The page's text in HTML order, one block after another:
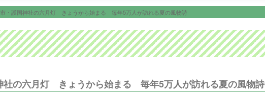
市・護国神社の六月灯 きょうから始まる 毎年5万人が訪れる夏の風物詩
社の六月灯 きょうから始まる 毎年5万人が訪れる夏の風物詩